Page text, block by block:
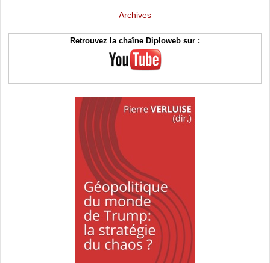
Archives
Retrouvez la chaîne Diploweb sur :